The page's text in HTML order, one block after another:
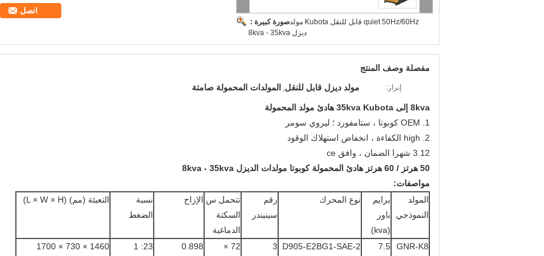
صورة كبيرة :quiet 50Hz/60Hz قابل للنقل Kubota مولد
ديزل 8kva - 35kva
اتصل
مفصلة وصف المنتج
إبراز: مولد ديزل قابل للنقل, المولدات المحمولة صامتة
8kva إلى 35kva Kubota هادئ مولد المحمولة
1. OEM كوبوتا ، ستامفورد ؛ ليروي سومر
2. high الكفاءة ، انخفاض استهلاك الوقود
3.12 شهرا الضمان ، وافق ce
50 هرتز / 60 هرتز هادئ المحمولة كوبوتا مولدات الديزل 8kva - 35kva
مواصفات:
المولد
النموذجي
برايم
باور
(kva)
نوع المحرك
رقم
سينيندر
تتحمل س
السكتة
الدماغية
الإزاح
نسبة
الضغط
التعبئة (مم) (L × W × H)
GNR-K8
7.5
D905-E2BG1-SAE-2
3
72 ×
0.898
23: 1
1460 × 730 × 1700